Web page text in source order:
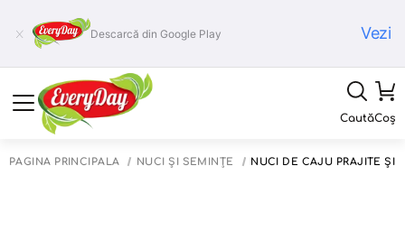
Descarcă din Google Play Vezi
CautăCoș
PAGINA PRINCIPALĂ NUCI ȘI SEMINȚE NUCI DE CAJU PRĂJITE ȘI